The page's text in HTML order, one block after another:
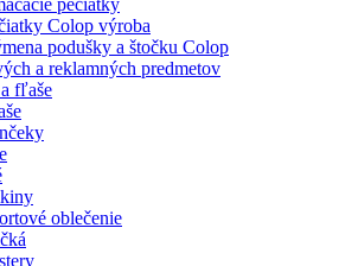
Colop výroba
podušky a štočku Colop
a reklamných predmetov
fľaše
oblečenie